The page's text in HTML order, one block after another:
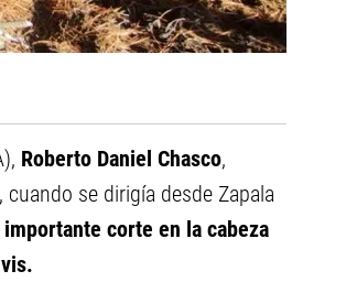
Roberto Daniel Chasco,
, cuando se dirigía desde Zapala
corte en la cabeza